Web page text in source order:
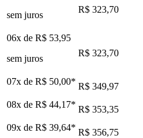
sem juros
R$ 323,70
06x de R$ 53,95
sem juros
R$ 323,70
07x de R$ 50,00* R$ 349,97
08x de R$ 44,17* R$ 353,35
09x de R$ 39,64* R$ 356,75